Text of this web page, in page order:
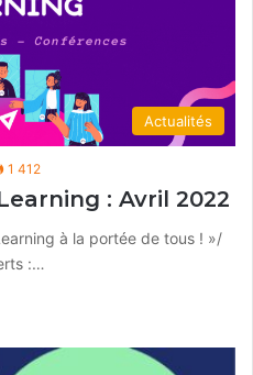
Actualités
1 412
: Avril 2022
à la portée de tous ! »/
:…